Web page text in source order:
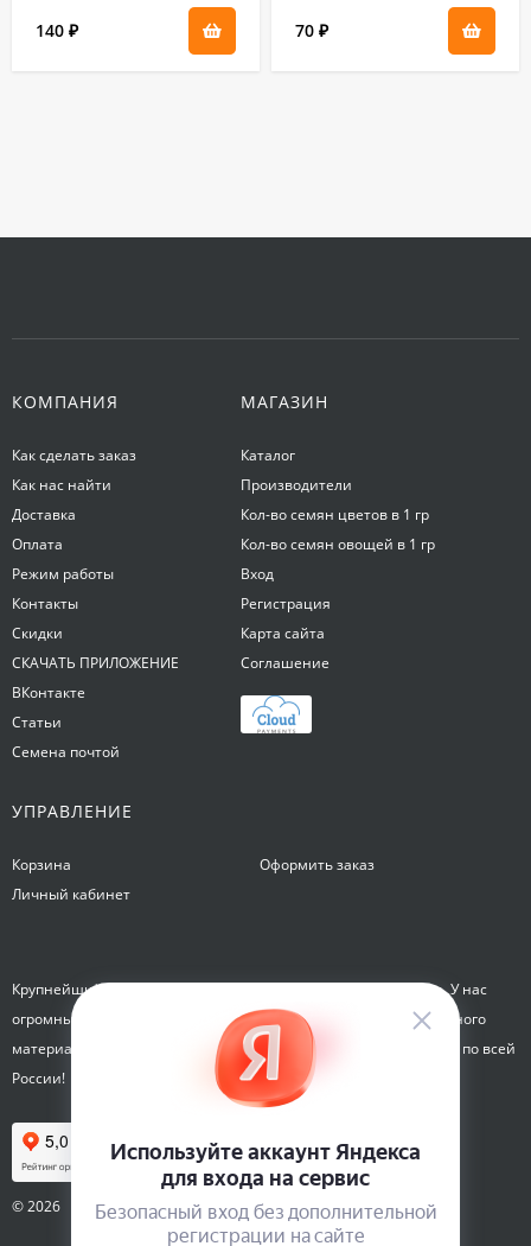
140 ₽ 70 ₽
КОМПАНИЯ
Как сделать заказ
Как нас найти
Доставка
Оплата
Режим работы
Контакты
Скидки
СКАЧАТЬ ПРИЛОЖЕНИЕ
ВКонтакте
Статьи
Семена почтой
МАГАЗИН
Каталог
Производители
Кол-во семян цветов в 1 гр
Кол-во семян овощей в 1 гр
Вход
Регистрация
Карта сайта
Соглашение
УПРАВЛЕНИЕ
Корзина
Личный кабинет
Оформить заказ
Крупнейший интернет-магазин семян Семена на Яблочкова. У нас
огромный каталог семян, растений, луковиц цветов и посадочного
материала. Здесь вы можете купить семена почтой и курьером по всей
России!
© 2026